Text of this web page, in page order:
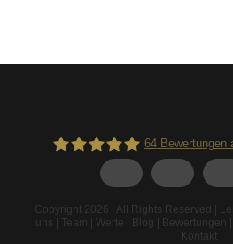
64Bewertungen
Copyright 2026 | All Rights Reserved |
uns
Team Werte Blog Bewertungen
Kontakt